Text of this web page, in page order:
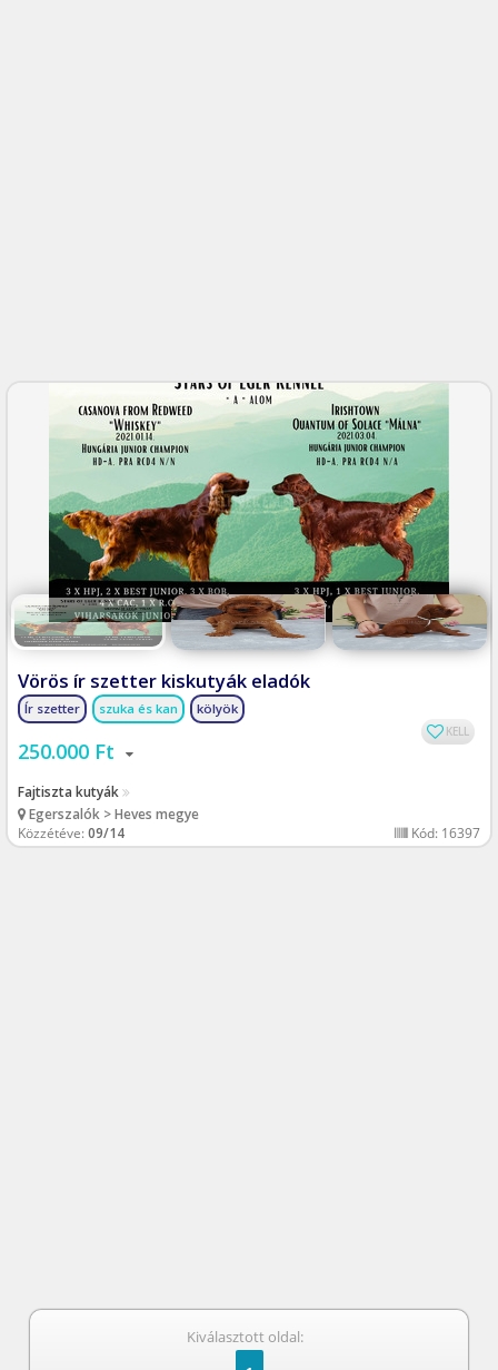
250.000 Ft
Fajtiszta kutyák
Egerszalók > Heves megye
Közzétéve:09/14 Kód: 16397
Vörös ír szetter kiskutyák eladók
Ír szetter szuka és kan kölyök
KELL
Kiválasztott oldal: